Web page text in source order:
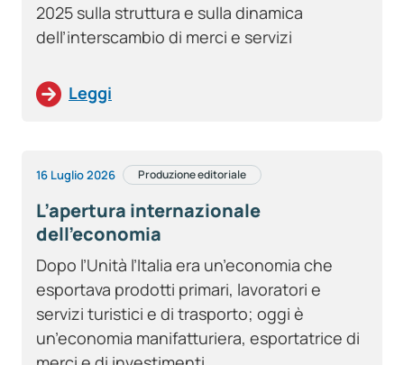
2025 sulla struttura e sulla dinamica
dell’interscambio di merci e servizi
Leggi
16 Luglio 2026 Produzione editoriale
L’apertura internazionale
dell’economia
Dopo l’Unità l’Italia era un’economia che
esportava prodotti primari, lavoratori e
servizi turistici e di trasporto; oggi è
un’economia manifatturiera, esportatrice di